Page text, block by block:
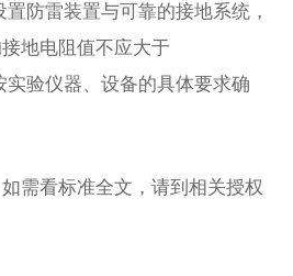
防雷装置与可靠的接地系统，
地电阻值不应大于
验仪器、设备的具体要求确
需看标准全文，请到相关授权